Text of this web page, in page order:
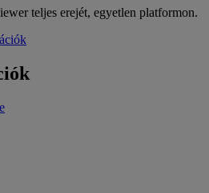
teljes erejét, egyetlen platformon.